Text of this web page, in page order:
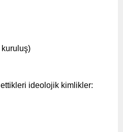
ideolojik kimlikler: